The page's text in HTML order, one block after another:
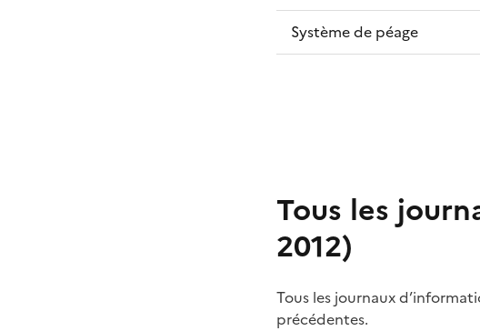
Système de péage
Tous les
2012)
Tous les journaux
précédentes.